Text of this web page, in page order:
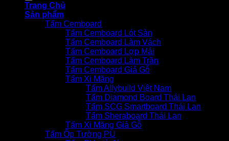
Trang Chủ
Sản phẩm
Tấm Cemboard
Tấm Cemboard Lót Sàn
Tấm Cemboard Làm Vách
Tấm Cemboard Lợp Mái
Tấm Cemboard Làm Trần
Tấm Cemboard Giả Gỗ
Tấm Xi Măng
Tấm Allybuild Việt Nam
Tấm Diamond Board Thái Lan
Tấm SCG Smartboard Thái Lan
Tấm Sheraboard Thái Lan
Tấm Xi Măng Giả Gỗ
Tấm Ốp Tường PU